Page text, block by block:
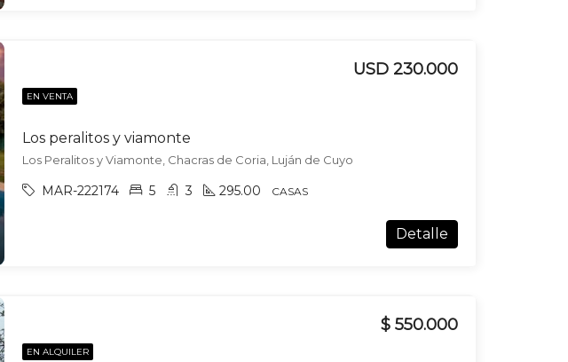
EN VENTA
Los peralitos y viamonte
USD 230.000
Los Peralitos y Viamonte, Chacras de Coria, Luján de Cuyo
MAR-222174 5 3 295.00 CASAS
Detalle
EN ALQUILER
$ 550.000